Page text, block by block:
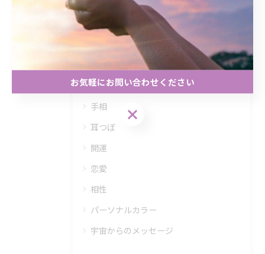
カテゴリー Categories
全てのカテゴリー
手相
耳つぼ
開運
恋愛
相性
パーソナルカラー
宇宙からのメッセージ
お気軽にお問い合わせください
お気軽にお問い合わせください